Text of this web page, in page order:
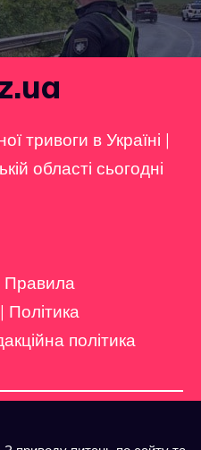
тривоги в Україні |
області сьогодні
Правила
| Політика
політика